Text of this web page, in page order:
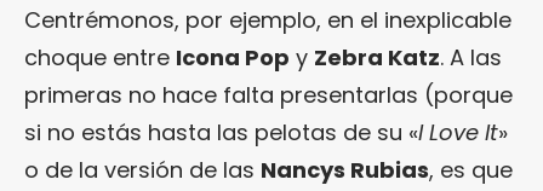
Centrémonos, por ejemplo, en el inexplicable
choque entre Icona Pop y Zebra Katz. A las
primeras no hace falta presentarlas (porque
si no estás hasta las pelotas de su «I Love It»
o de la versión de las Nancys Rubias, es que